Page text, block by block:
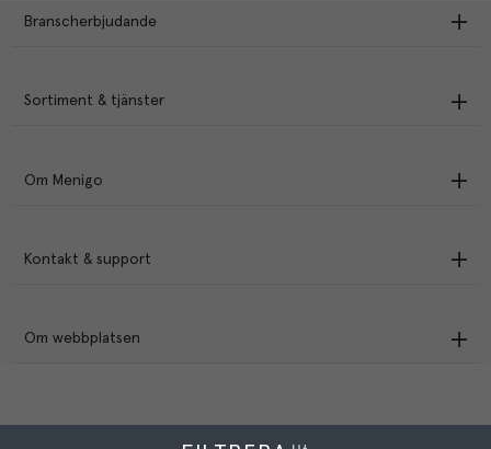
Branscherbjudande
Sortiment & tjänster
Om Menigo
Kontakt & support
Om webbplatsen